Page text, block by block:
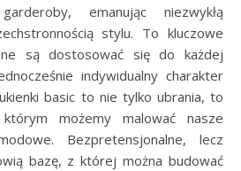
emanując niezwykłą
stylu. To kluczowe
są dostosować się do każdej
indywidualny charakter
basic to nie tylko ubrania, to
możemy malować nasze
Bezpretensjonalne, lecz
bazę, z której można budować